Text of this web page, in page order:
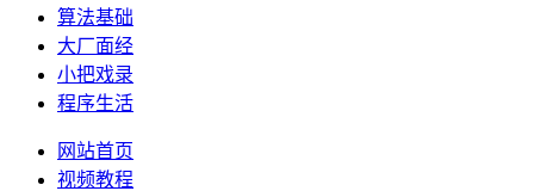
算法基础
大厂面经
小把戏录
程序生活
网站首页
视频教程